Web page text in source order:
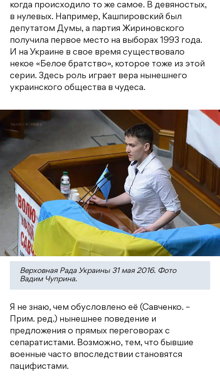
когда происходило то же самое. В девяностых,
в нулевых. Например, Кашпировский был
депутатом Думы, а партия Жириновского
получила первое место на выборах 1993 года.
И на Украине в свое время существовало
некое «Белое братство», которое тоже из этой
серии. Здесь роль играет вера нынешнего
украинского общества в чудеса.
Верховная Рада Украины 31 мая 2016. Фото
Вадим Чуприна.
Я не знаю, чем обусловлено её (Савченко. –
Прим. ред.) нынешнее поведение и
предложения о прямых переговорах с
сепаратистами. Возможно, тем, что бывшие
военные часто впоследствии становятся
пацифистами.